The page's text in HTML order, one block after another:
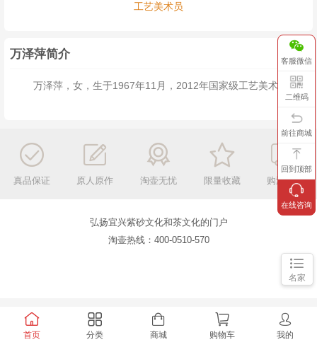
首页 分类 商城 购物车 我的
工艺美术员
万泽萍简介
万泽萍，女，生于1967年11月，2012年国家级工艺美术员。
名家
真品保证 原人原作 淘壶无忧 限量收藏 购满包邮
弘扬宜兴紫砂文化和茶文化的门户
淘壶热线：400-0510-570
客服微信
二维码
前往商城
回到顶部
在线咨询